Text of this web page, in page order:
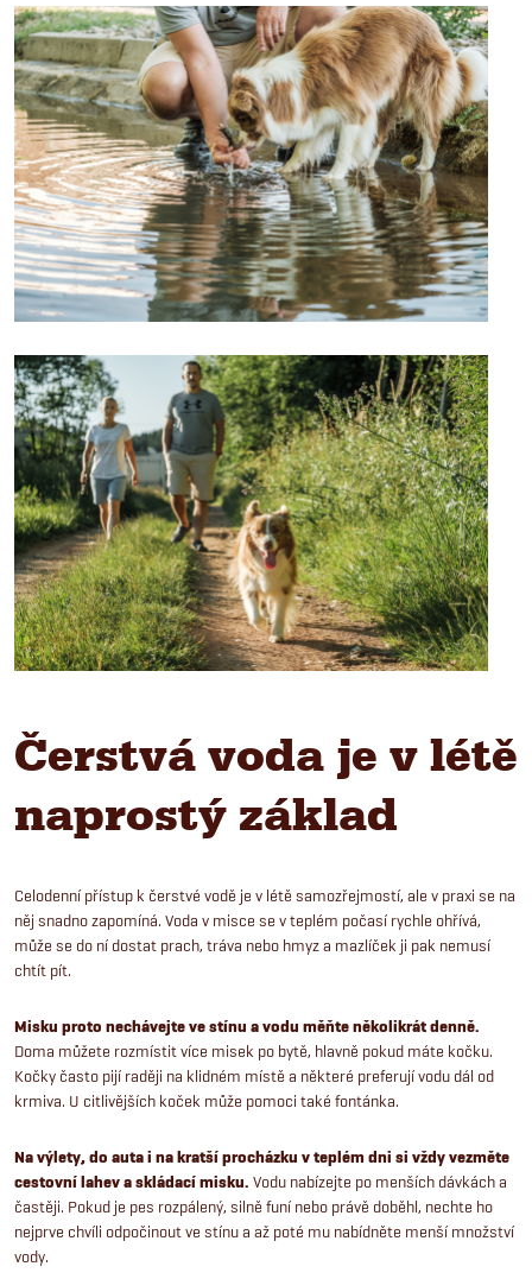
Čerstvá voda je v létě
naprostý základ
Celodenní přístup k čerstvé vodě je v létě samozřejmostí, ale v praxi se na
něj snadno zapomíná. Voda v misce se v teplém počasí rychle ohřívá,
může se do ní dostat prach, tráva nebo hmyz a mazlíček ji pak nemusí
chtít pít.
Misku proto nechávejte ve stínu a vodu měňte několikrát denně.
Doma můžete rozmístit více misek po bytě, hlavně pokud máte kočku.
Kočky často pijí raději na klidném místě a některé preferují vodu dál od
krmiva. U citlivějších koček může pomoci také fontánka.
Na výlety, do auta i na kratší procházku v teplém dni si vždy vezměte
cestovní lahev a skládací misku. Vodu nabízejte po menších dávkách a
častěji. Pokud je pes rozpálený, silně funí nebo právě doběhl, nechte ho
nejprve chvíli odpočinout ve stínu a až poté mu nabídněte menší množství
vody.